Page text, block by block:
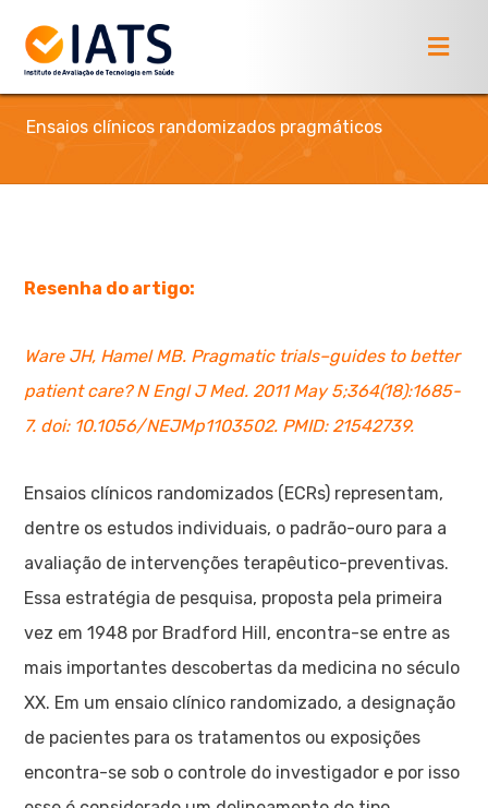
Ensaios clínicos randomizados pragmáticos
Resenha do artigo:
Ware JH, Hamel MB. Pragmatic trials–guides to better
patient care? N Engl J Med. 2011 May 5;364(18):1685-
7. doi: 10.1056/NEJMp1103502. PMID: 21542739.
Ensaios clínicos randomizados (ECRs) representam,
dentre os estudos individuais, o padrão-ouro para a
avaliação de intervenções terapêutico-preventivas.
Essa estratégia de pesquisa, proposta pela primeira
vez em 1948 por Bradford Hill, encontra-se entre as
mais importantes descobertas da medicina no século
XX. Em um ensaio clínico randomizado, a designação
de pacientes para os tratamentos ou exposições
encontra-se sob o controle do investigador e por isso